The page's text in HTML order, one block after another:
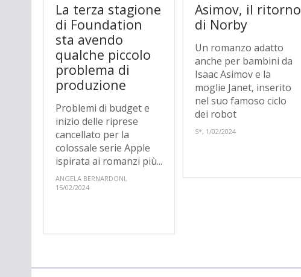
La terza stagione
di Foundation
sta avendo
qualche piccolo
problema di
produzione
Problemi di budget e
inizio delle riprese
cancellato per la
colossale serie Apple
ispirata ai romanzi più...
ANGELA BERNARDONI,
15/02/2024
Asimov, il ritorno
di Norby
Un romanzo adatto
anche per bambini da
Isaac Asimov e la
moglie Janet, inserito
nel suo famoso ciclo
dei robot
S*, 1/02/2024